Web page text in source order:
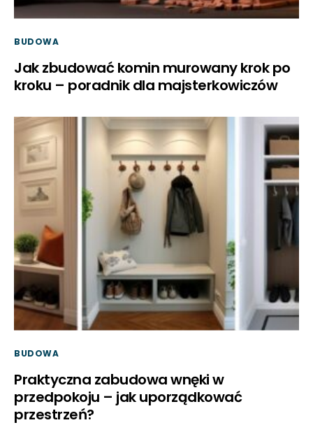
BUDOWA
Jak zbudować komin murowany krok po
kroku – poradnik dla majsterkowiczów
BUDOWA
Praktyczna zabudowa wnęki w
przedpokoju – jak uporządkować
przestrzeń?